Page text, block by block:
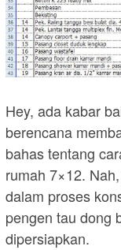
Hey, ada kabar
berencana
bahas tentang
rumah 7×12.
dalam proses
pengen tau dong
dipersiapkan.